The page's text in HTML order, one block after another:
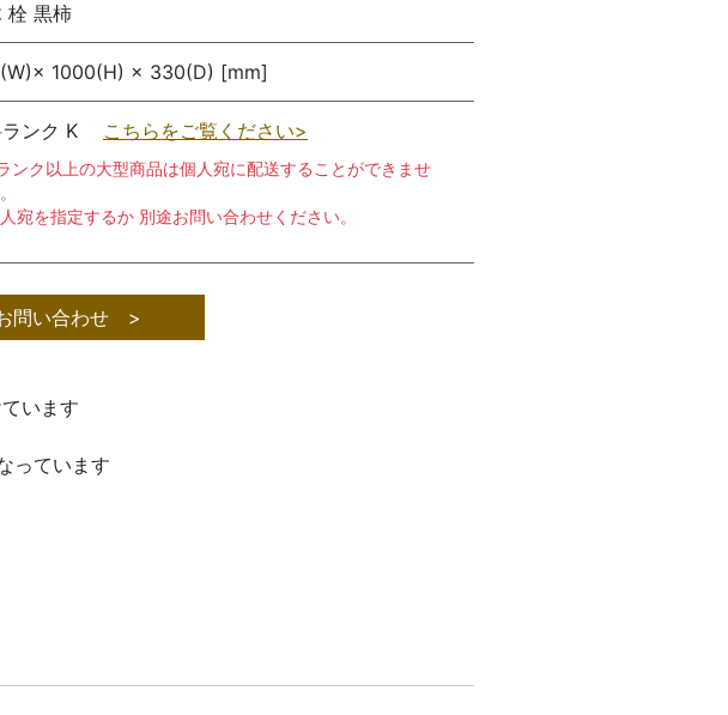
栓 黒柿
1000(H) × 330(D) [mm]
ランク K こちらをご覧ください>
ンク以上の大型商品は個人宛に配送することができませ
宛を指定するか 別途お問い合わせください。
問い合わせ >
います
っています